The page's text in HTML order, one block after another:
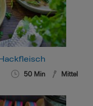
50 Min Mittel